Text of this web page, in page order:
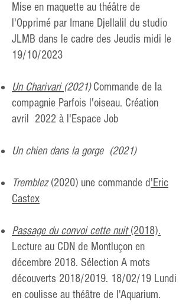
Mise en maquette au théâtre de
l'Opprimé par Imane Djellalil du studio
JLMB dans le cadre des Jeudis midi le
19/10/2023
Un Charivari (2021) Commande de la
compagnie Parfois l'oiseau. Création
avril 2022 à l'Espace Job
Un chien dans la gorge (2021)
Tremblez(2020) une commande d'Eric
Castex
Passage du convoi cette nuit(2018).
Lecture au CDN de Montluçon en
décembre 2018. Sélection A mots
découverts 2018/2019. 18/02/19 Lundi
en coulisse au théâtre de l'Aquarium.